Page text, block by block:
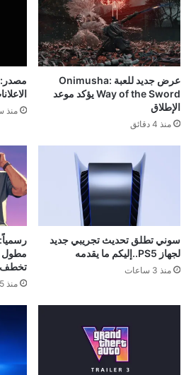
عرض جديد للعبة Onimusha:
Way of the Sword يؤكد موعد
الإطلاق
منذ 4 دقائق
مصدر:
منذ
سوني تطلق تحديث تجريبي جديد
لجهاز PS5..إليكم ما يقدمه
منذ 3 ساعات
تخطف
منذ 5 ساعات